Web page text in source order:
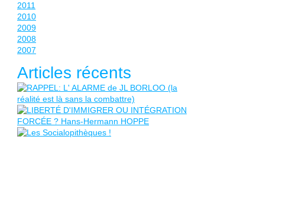
2011
2010
2009
2008
2007
Articles récents